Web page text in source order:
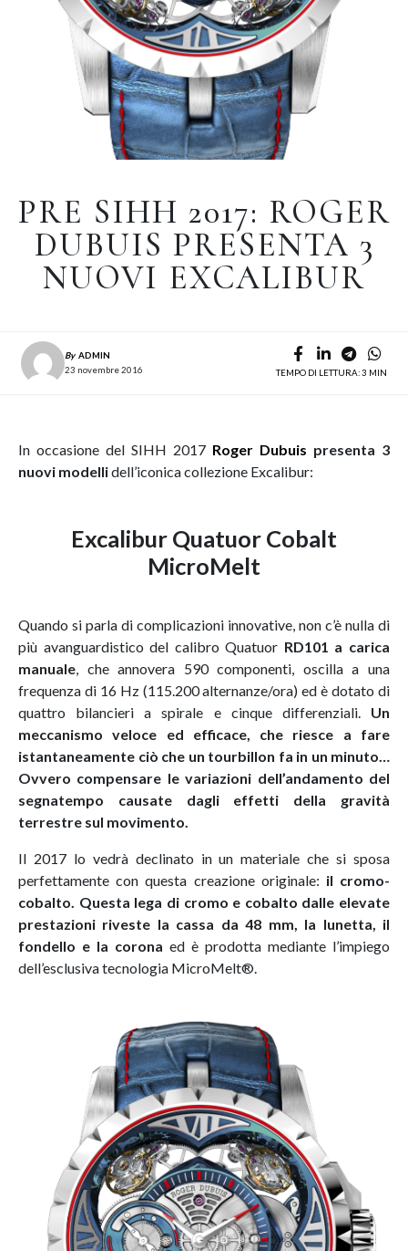
PRE SIHH 2017: ROGER
DUBUIS PRESENTA 3
NUOVI EXCALIBUR
By ADMIN
23 novembre 2016
TEMPO DI LETTURA: 3 MIN
In occasione del SIHH 2017 Roger Dubuis presenta 3
nuovi modellidell’iconica collezione Excalibur:
Excalibur Quatuor Cobalt
MicroMelt
Quando si parla di complicazioni innovative, non c’è nulla di
più avanguardistico del calibro Quatuor RD101 a carica
manuale, che annovera 590 componenti, oscilla a una
frequenza di 16 Hz (115.200 alternanze/ora) ed è dotato di
quattro bilancieri a spirale e cinque differenziali. Un
meccanismo veloce ed efficace, che riesce a fare
istantaneamente ciò che un tourbillon fa in un minuto…
Ovvero compensare le variazioni dell’andamento del
segnatempo causate dagli effetti della gravità
terrestre sul movimento.
Il 2017 lo vedrà declinato in un materiale che si sposa
perfettamente con questa creazione originale: il cromo-
cobalto. Questa lega di cromo e cobalto dalle elevate
prestazioni riveste la cassa da 48 mm, la lunetta, il
fondello e la corona ed è prodotta mediante l’impiego
dell’esclusiva tecnologia MicroMelt®.